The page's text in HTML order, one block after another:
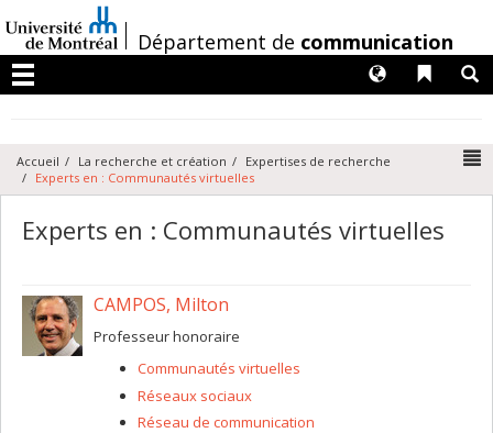
au
contenu
/Département de communication
Menu
Liens
Langues
Accueil La recherche et création
Expertises de recherche
Experts en : Communautés virtuelles
Experts en : Communautés virtuelles
CAMPOS, Milton
Professeur honoraire
Communautés virtuelles
Réseaux sociaux
Réseau de communication